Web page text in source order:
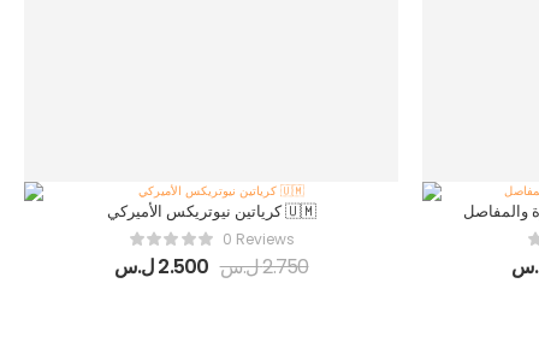
كرياتين نيوتريكس الأميركي 🇺🇲
0 Reviews
2.500ل.س 2.750ل.س